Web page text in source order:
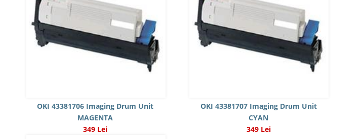
OKI 43381706 Imaging Drum Unit
MAGENTA
349 Lei
OKI 43381707 Imaging Drum Unit
CYAN
349 Lei